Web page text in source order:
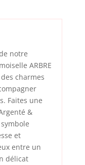
notre
ARBRE
des charmes
Faites une
&
et
entre un
délicat